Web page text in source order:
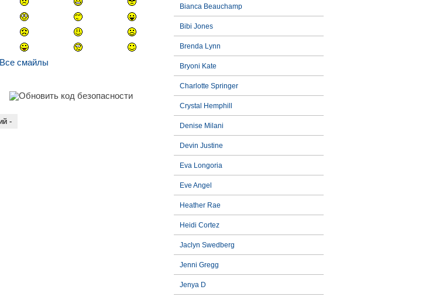
Все смайлы
Bianca Beauchamp
Bibi Jones
Brenda Lynn
Bryoni Kate
Charlotte Springer
Crystal Hemphill
Denise Milani
Devin Justine
Eva Longoria
Eve Angel
Heather Rae
Heidi Cortez
Jaclyn Swedberg
Jenni Gregg
Jenya D